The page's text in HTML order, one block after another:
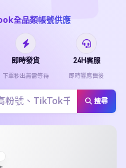
全品類帳號供應
即時發貨
下單秒出無需等待
24H客服
即時響應售後
搜尋